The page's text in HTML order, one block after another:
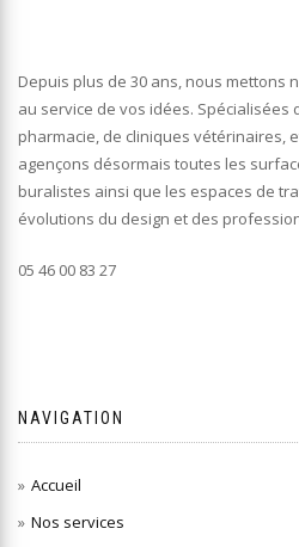
Depuis plus de 30 ans, nous mettons
au service de vos idées. Spécialisées
pharmacie, de cliniques vétérinaires,
agençons désormais toutes les
buralistes ainsi que les espaces de
évolutions du design et des
05 46 00 83 27
NAVIGATION
Accueil
Nos services